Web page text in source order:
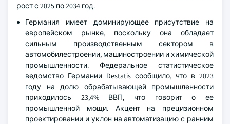
рост с 2025 по 2034 год.
Германия имеет доминирующее присутствие на
европейском рынке, поскольку она обладает
сильным производственным сектором в
автомобилестроении, машиностроении и химической
промышленности. Федеральное статистическое
ведомство Германии Destatis сообщило, что в 2023
году на долю обрабатывающей промышленности
приходилось 23,4% ВВП, что говорит о ее
промышленной мощи. Акцент на прецизионном
проектировании и уклон на автоматизацию с ранним